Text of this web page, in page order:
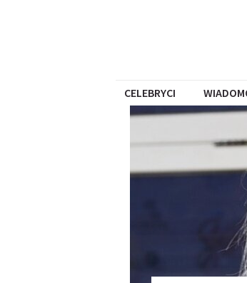
CELEBRYCI